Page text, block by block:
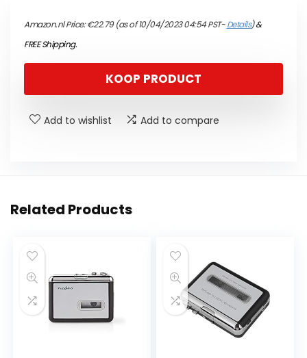
Amazon.nl Price:€22.79(as of 10/04/2023 04:54 PST-Details)&
FREE Shipping.
KOOP PRODUCT
Add to wishlist Add to compare
Related Products